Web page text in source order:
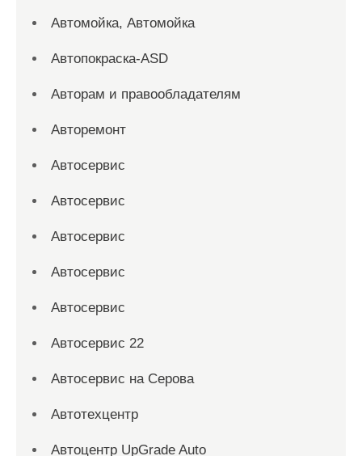
Автомойка, Автомойка
Автопокраска-ASD
Авторам и правообладателям
Авторемонт
Автосервис
Автосервис
Автосервис
Автосервис
Автосервис
Автосервис 22
Автосервис на Серова
Автотехцентр
Автоцентр UpGrade Auto